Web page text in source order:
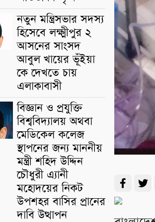
নতুন মন্ত্রিসভার সদস্য
হিসেবে লক্ষ্মীপুর ২
আসনের সাংসদ
আবুল খায়ের ভূঁইয়া
কে দেখতে চায়
এলাকাবাসী
বিজ্ঞান ও প্রযুক্তি
বিশ্ববিদ্যালয় অথবা
মেডিকেল কলেজ
স্থাপনের জন্য মাননীয়
মন্ত্রী শহিদ উদ্দিন
চৌধুরী এ্যানী
মহোদয়ের নিকট
উপশহর বাসির প্রানের
দাবি উত্থাপন